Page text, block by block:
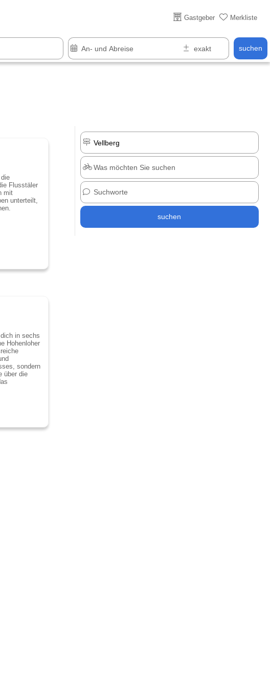
Gastgeber Merkliste
suchen
Flusstäler
mit
unterteilt,
in sechs
Hohenloher
sondern
über die
suchen